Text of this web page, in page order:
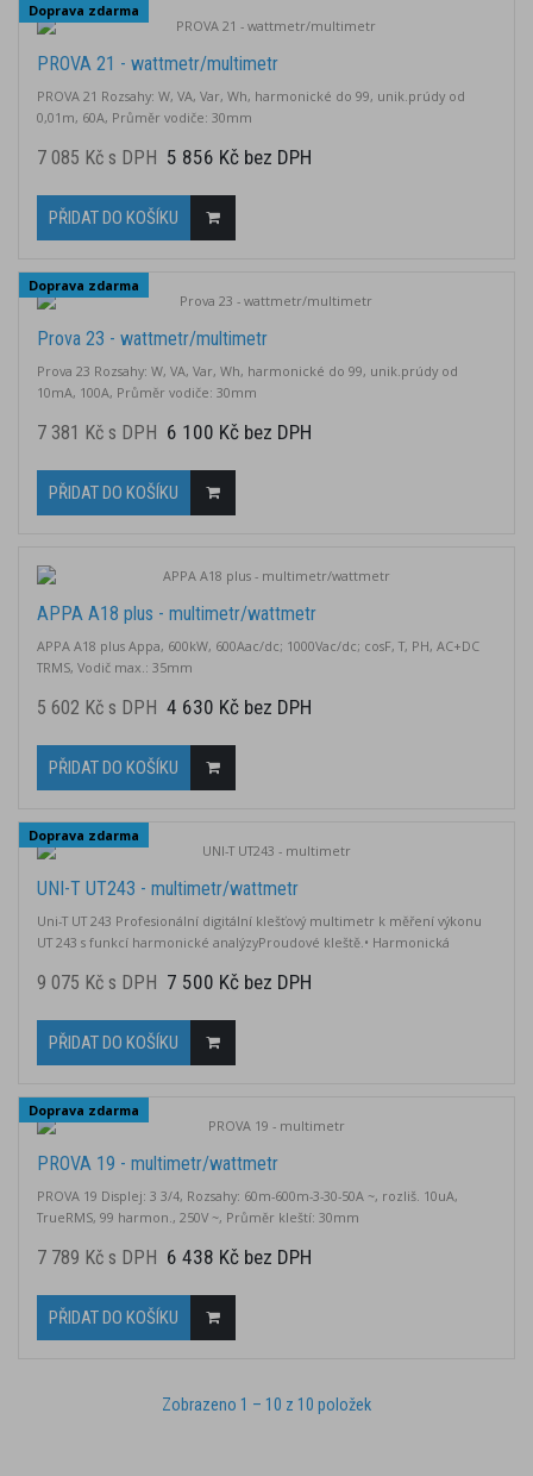
Doprava zdarma
PROVA 21 - wattmetr/multimetr
PROVA 21 Rozsahy: W, VA, Var, Wh, harmonické do 99, unik.prúdy od
0,01m, 60A, Průměr vodiče: 30mm
7 085 Kč s DPH 5 856 Kč bez DPH
PŘIDAT DO KOŠÍKU
Doprava zdarma
Prova 23 - wattmetr/multimetr
Prova 23 Rozsahy: W, VA, Var, Wh, harmonické do 99, unik.prúdy od
10mA, 100A, Průměr vodiče: 30mm
7 381 Kč s DPH 6 100 Kč bez DPH
PŘIDAT DO KOŠÍKU
APPA A18 plus - multimetr/wattmetr
APPA A18 plus Appa, 600kW, 600Aac/dc; 1000Vac/dc; cosF, T, PH, AC+DC
TRMS, Vodič max.: 35mm
5 602 Kč s DPH 4 630 Kč bez DPH
PŘIDAT DO KOŠÍKU
Doprava zdarma
UNI-T UT243 - multimetr/wattmetr
Uni-T UT 243 Profesionální digitální klešťový multimetr k měření výkonu
UT 243 s funkcí harmonické analýzyProudové kleště.• Harmonická
připojením k PC (opticky odděleno)• měření výkonů - činný, zdánlivý,
9 075 Kč s DPH 7 500 Kč bez DPH
PŘIDAT DO KOŠÍKU
Doprava zdarma
PROVA 19 - multimetr/wattmetr
PROVA 19 Displej: 3 3/4, Rozsahy: 60m-600m-3-30-50A ~, rozliš. 10uA,
TrueRMS, 99 harmon., 250V ~, Průměr kleští: 30mm
7 789 Kč s DPH 6 438 Kč bez DPH
PŘIDAT DO KOŠÍKU
Zobrazeno 1 – 10 z 10 položek